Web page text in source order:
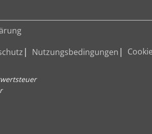
Nutzungsbedingungen